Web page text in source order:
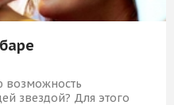
возможность
звездой? Для этого